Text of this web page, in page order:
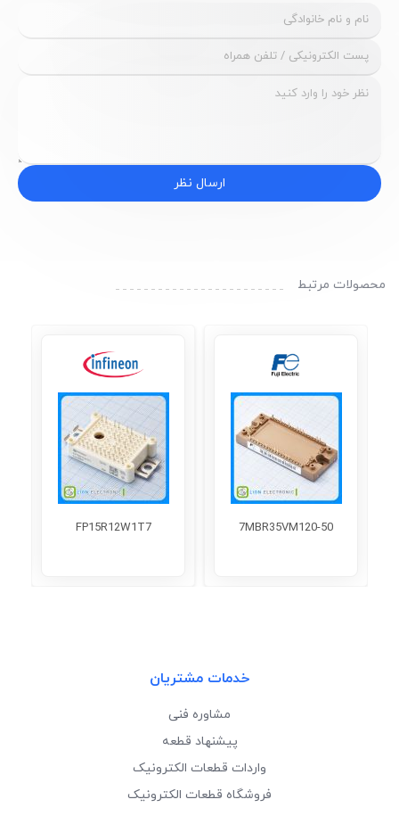
ارسال نظر
محصولات مرتبط
7MBR35VM120-50
FP15R12W1T7
خدمات مشتریان
مشاوره فنی
پیشنهاد قطعه
واردات قطعات الکترونیک
فروشگاه قطعات الکترونیک